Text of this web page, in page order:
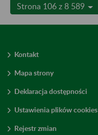
Strona 106 z 8 589
Kontakt
Mapa strony
Deklaracja dostępności
Ustawienia plików cookies
Rejestr zmian